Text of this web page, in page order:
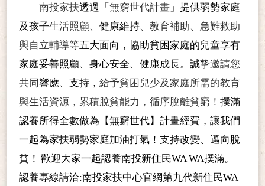
南投家扶透過 「無窮世代計畫」提供弱勢家庭
及孩子生活照顧、健康維持、教育補助、急難救助
與自立輔導等五大面向，協助貧困家庭的兒童享有
家庭妥善照顧、身心安全、健康成長。誠摯邀請您
共同響應、支持，給予貧困兒少及家庭所需的教育
與生活資源，累積脫貧能力，循序脫離貧窮！撲滿
認養所得全數做為【無窮世代】計畫經費，讓我們
一起為家扶弱勢家庭加油打氣！支持改變、邁向脫
貧！ 歡迎大家一起認養南投新住民WA WA撲滿。
認養專線請洽:南投家扶中心官網第九代新住民WA